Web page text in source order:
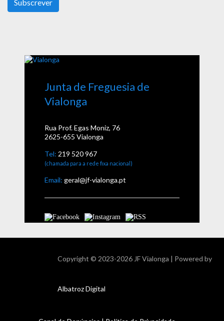
Junta de Freguesia de
Vialonga
Rua Prof. Egas Moniz, 76
2625-655 Vialonga
Tel: 219 520 967
(chamada para a rede fixa nacional)
Email: geral@jf-vialonga.pt
Copyright © 2023-2026 JF Vialonga | Powered by
Albatroz Digital